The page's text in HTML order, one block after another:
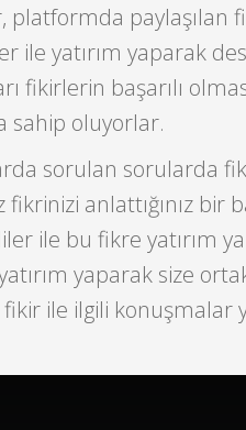
platformda paylaşılan
ile yatırım yaparak
fikirlerin başarılı
sahip oluyorlar.
sorulan sorularda
anlattığınız bir
ile bu fikre yatırım
yaparak size
fikir ile ilgili konuşmalar